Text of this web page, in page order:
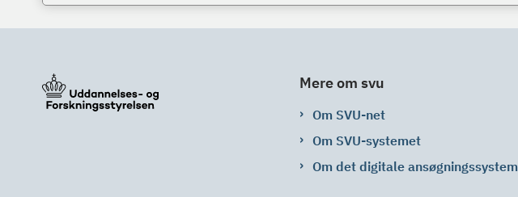
Mere om svu
Om SVU-net
Om SVU-systemet
Om det digitale ansøgningssystem